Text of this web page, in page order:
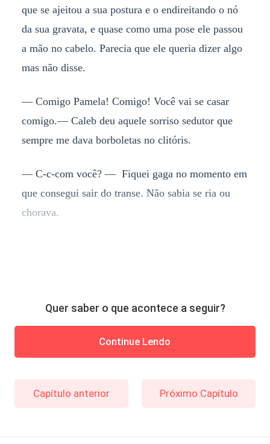
que se ajeitou a sua postura e o endireitando o nó
da sua gravata, e quase como uma pose ele passou
a mão no cabelo. Parecia que ele queria dizer algo
mas não disse.
— Comigo Pamela! Comigo! Você vai se casar
comigo.— Caleb deu aquele sorriso sedutor que
sempre me dava borboletas no clitóris.
— C-c-com você? — Fiquei gaga no momento em
que consegui sair do transe. Não sabia se ria ou
chorava.
Quer saber o que acontece a seguir?
Continue Lendo
Capítulo anterior Próximo Capítulo